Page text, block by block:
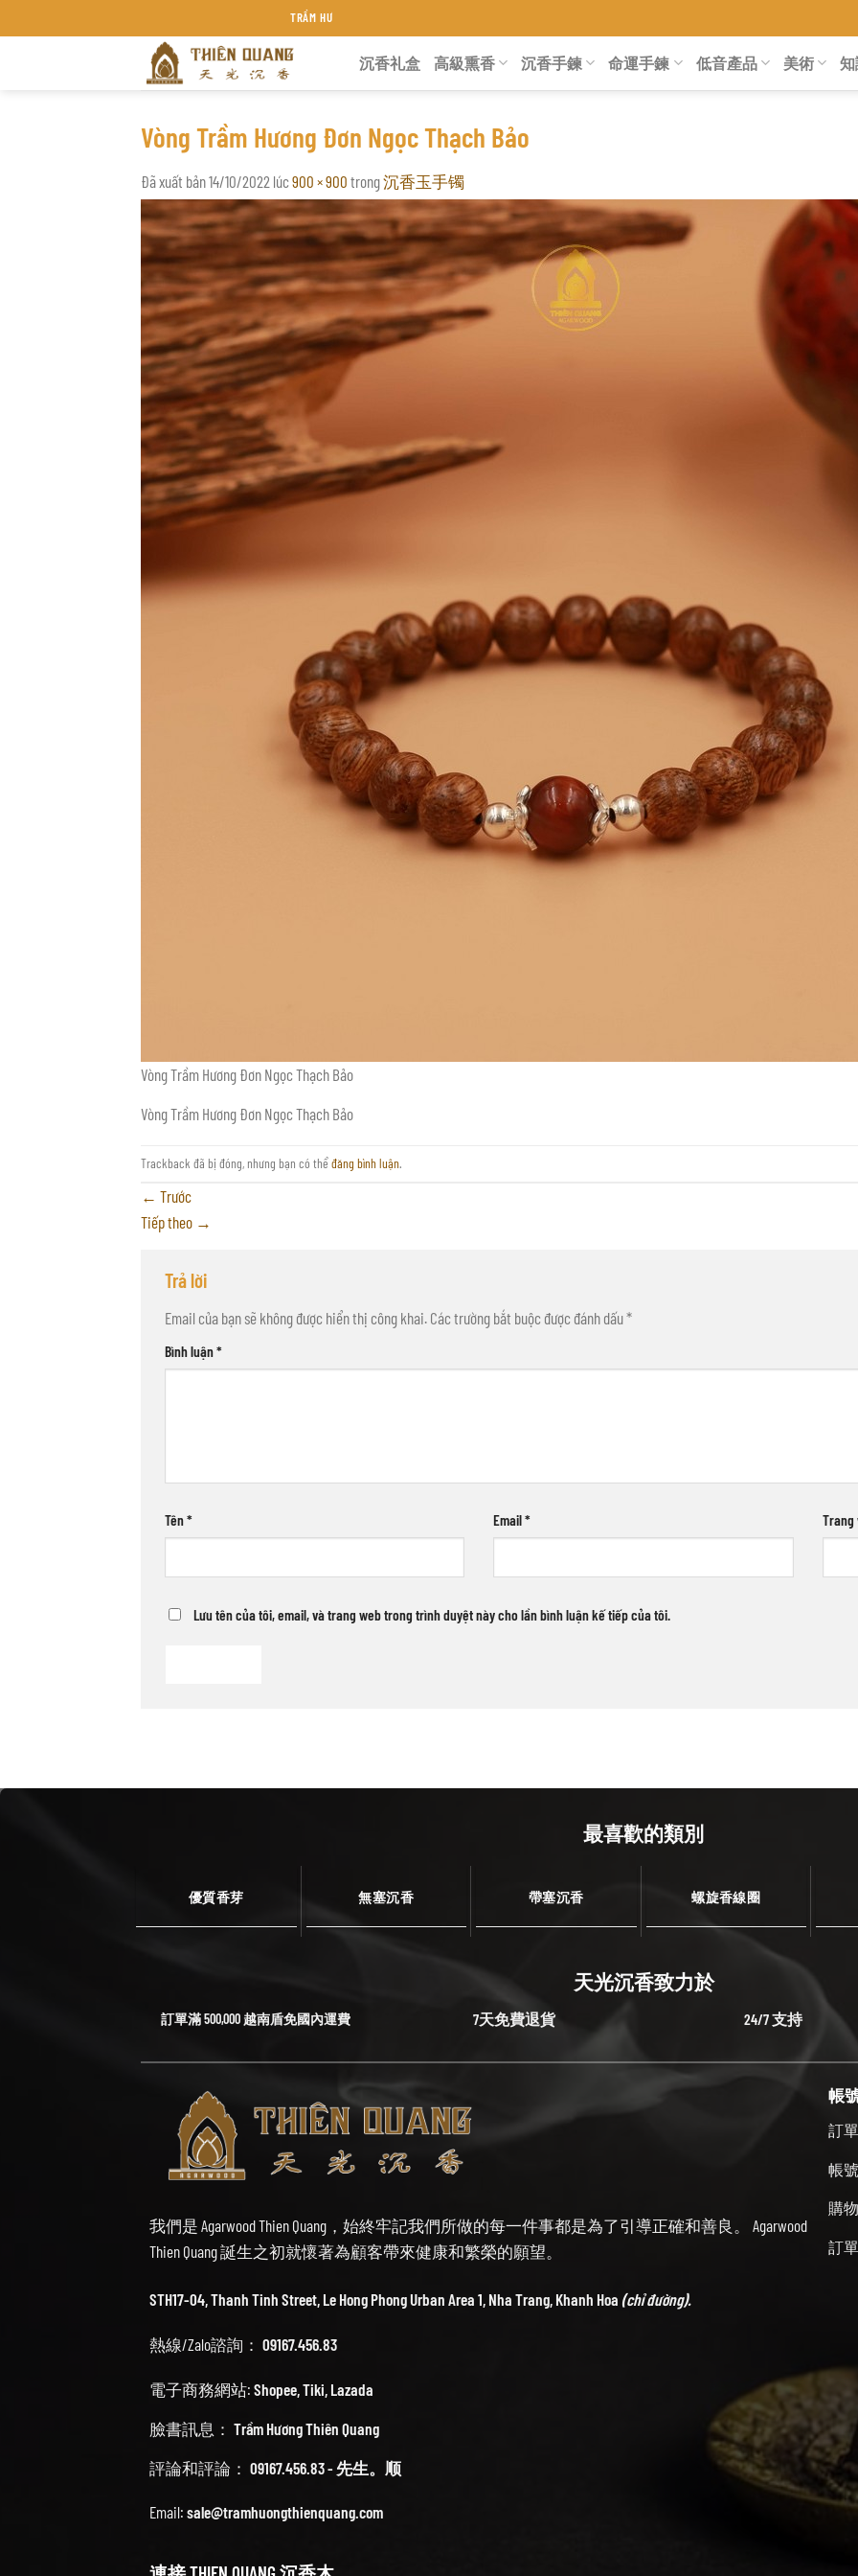
đến
TRẦM HƯƠNG THIÊN QUANG KHÁNH HÒA
沉香礼盒 高級熏香 沉香手鍊 命運手鍊 低音產品 美術
Vòng Trầm Hương Đơn Ngọc Thạch Bảo
Đã xuất bản14/10/2022 lúc900 × 900 trong沉香玉手镯
Vòng Trầm Hương Đơn Ngọc Thạch Bảo
Vòng Trầm Hương Đơn Ngọc Thạch Bảo
Trackback đã bị đóng, nhưng bạn có thểđăng bình luận.
← Trước
Tiếp theo →
Trả lời
Email của bạn sẽ không được hiển thị công khai. Các trường bắt buộc được đánh dấu*
Bình luận*
Tên* Email* Trang
Lưu tên của tôi, email, và trang web trong trình duyệt này cho lần bình luận kế tiếp của tôi.
最喜歡的類別
優質香芽 無塞沉香 帶塞沉香 螺旋香線圈
天光沉香致力於
訂單滿 500,000 越南盾免國內運費 7天免費退貨 24/7 支持
我們是 Agarwood Thien Quang，始終牢記我們所做的每一件事都是為了引導正確和善良。 Agarwood
Thien Quang 誕生之初就懷著為顧客帶來健康和繁榮的願望。
STH17-04, Thanh Tinh Street, Le Hong Phong Urban Area 1, Nha Trang, Khanh Hoa (chỉ đường).
熱線/Zalo諮詢： 09167.456.83
電子商務網站: Shopee,Tiki, Lazada
臉書訊息： Trầm Hương Thiên Quang
評論和評論： 09167.456.83 - 先生。顺
Email: sale@tramhuongthienquang.com
帳
訂單
帳號
購
訂